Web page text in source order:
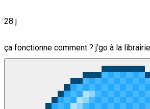
28 j
ça fonctionne comment ? j'go à la